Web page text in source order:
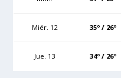
Miér. 12 35º / 26º
Jue. 13 34º / 26º